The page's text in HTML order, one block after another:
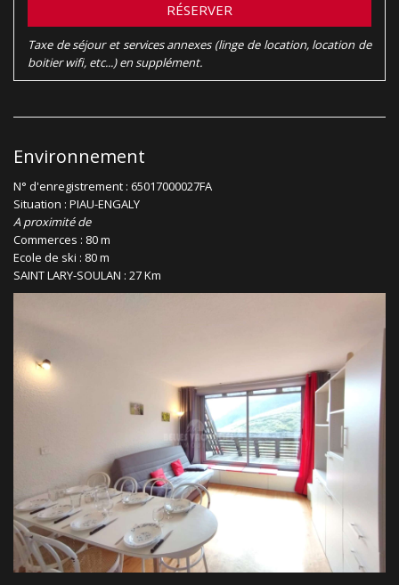
RÉSERVER
Taxe de séjour et services annexes (linge de location, location de
boitier wifi, etc...) en supplément.
Environnement
N° d'enregistrement : 65017000027FA
Situation : PIAU-ENGALY
A proximité de
Commerces : 80 m
Ecole de ski : 80 m
SAINT LARY-SOULAN : 27 Km